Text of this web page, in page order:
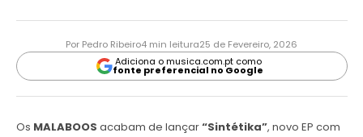
Por Pedro Ribeiro4 min leitura25 de Fevereiro, 2026
Adiciona o musica.com.pt como
fonte preferencial no Google
Os MALABOOS acabam de lançar“Sintétika”, novo EP com